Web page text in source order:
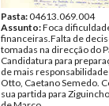
Pasta:04613.069.004
Assunto:Foca
financeiras.Falta de
tomadas na direcção do
Candidatura para
de mais
Otto, Caetano Semedo.
sua partida para